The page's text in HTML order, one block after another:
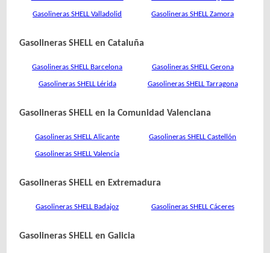
Gasolineras SHELL Valladolid Gasolineras SHELL Zamora
Gasolineras SHELL en Cataluña
Gasolineras SHELL Barcelona Gasolineras SHELL Gerona
Gasolineras SHELL Lérida Gasolineras SHELL Tarragona
Gasolineras SHELL en la Comunidad Valenciana
Gasolineras SHELL Alicante Gasolineras SHELL Castellón
Gasolineras SHELL Valencia
Gasolineras SHELL en Extremadura
Gasolineras SHELL Badajoz Gasolineras SHELL Cáceres
Gasolineras SHELL en Galicia